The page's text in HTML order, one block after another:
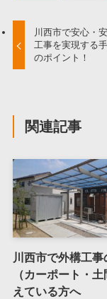
川西市で安心・
工事を実現する
のポイント！
関連記事
川西市で外構工
（カーポート・
えている方へ